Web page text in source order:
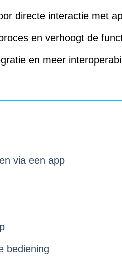
directe interactie met
en verhoogt de
en meer
via een app
bediening